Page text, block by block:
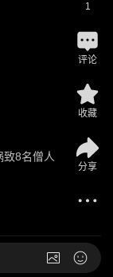
8名僧人
1
评论
收藏
分享